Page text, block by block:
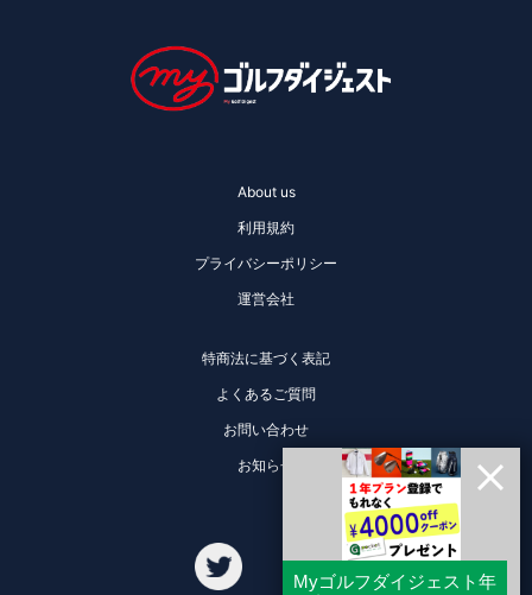
About us
利用規約
プライバシーポリシー
運営会社
特商法に基づく表記
よくあるご質問
お問い合わせ
お知らせ